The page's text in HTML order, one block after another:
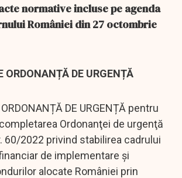
normative incluse pe agenda
României din 27 octombrie
ORDONANȚĂ DE URGENȚĂ
DE URGENȚĂ pentru
Ordonanţei de urgenţă
60/2022 privind stabilirea cadrului
de implementare şi
alocate României prin